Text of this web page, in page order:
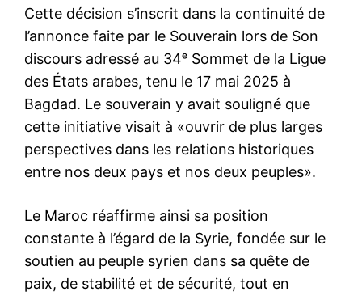
Cette décision s’inscrit dans la continuité de
l’annonce faite par le Souverain lors de Son
discours adressé au 34ᵉ Sommet de la Ligue
des États arabes, tenu le 17 mai 2025 à
Bagdad. Le souverain y avait souligné que
cette initiative visait à «ouvrir de plus larges
perspectives dans les relations historiques
entre nos deux pays et nos deux peuples».
Le Maroc réaffirme ainsi sa position
constante à l’égard de la Syrie, fondée sur le
soutien au peuple syrien dans sa quête de
paix, de stabilité et de sécurité, tout en